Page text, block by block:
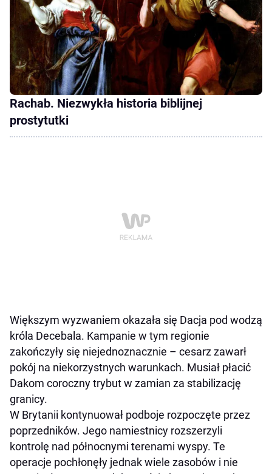
Rachab. Niezwykła historia biblijnej
prostytutki
Większym wyzwaniem okazała się Dacja pod wodzą
króla Decebala. Kampanie w tym regionie
zakończyły się niejednoznacznie – cesarz zawarł
pokój na niekorzystnych warunkach. Musiał płacić
Dakom coroczny trybut w zamian za stabilizację
granicy.
W Brytanii kontynuował podboje rozpoczęte przez
poprzedników. Jego namiestnicy rozszerzyli
kontrolę nad północnymi terenami wyspy. Te
operacje pochłonęły jednak wiele zasobów i nie